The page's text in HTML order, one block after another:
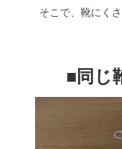
そこで、靴にく
■同じ